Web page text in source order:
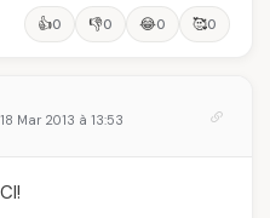
👍0 👎0 😂0 🥰0
Mar 2013 à 13:53